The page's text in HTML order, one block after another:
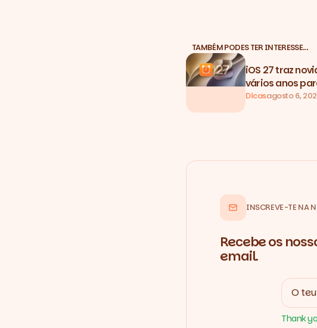
TAMBÉM PODES TER INTERESSE…
iOS 27 traz
vários anos
Dicasagosto 6,
INSCREVE-TE NA
Recebe os
email.
Thank